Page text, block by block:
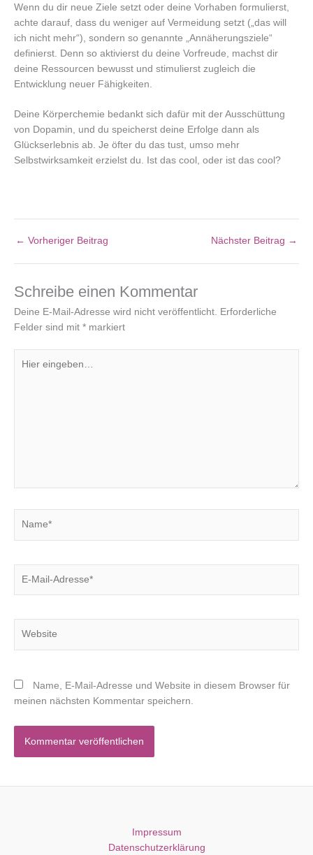
Wenn du dir neue Ziele setzt oder deine Vorhaben formulierst,
achte darauf, dass du weniger auf Vermeidung setzt („das will
ich nicht mehr“), sondern so genannte „Annäherungsziele“
definierst. Denn so aktivierst du deine Vorfreude, machst dir
deine Ressourcen bewusst und stimulierst zugleich die
Entwicklung neuer Fähigkeiten.
Deine Körperchemie bedankt sich dafür mit der Ausschüttung
von Dopamin, und du speicherst deine Erfolge dann als
Glückserlebnis ab. Je öfter du das tust, umso mehr
Selbstwirksamkeit erzielst du. Ist das cool, oder ist das cool?
← Vorheriger Beitrag Nächster Beitrag →
Schreibe einen Kommentar
Deine E-Mail-Adresse wird nicht veröffentlicht. Erforderliche
Felder sind mit * markiert
eingeben…
Mail-
Name, E-Mail-Adresse und Website in diesem Browser für
meinen nächsten Kommentar speichern.
Impressum
Datenschutzerklärung